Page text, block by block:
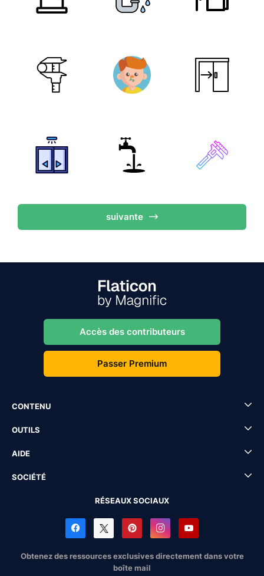
suivante
Accès des contributeurs
Passer Premium
CONTENU
OUTILS
AIDE
SOCIÉTÉ
RÉSEAUX SOCIAUX
Obtenez des ressources exclusives directement dans votre
boîte mail